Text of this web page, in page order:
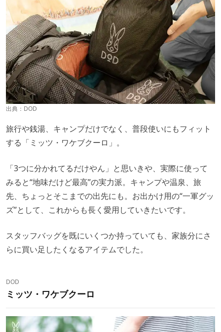
出典： DOD
旅行や銭湯、キャンプだけでなく、普段使いにもフィット
する「ミッツ・ワケブクーロ」。
「3つに分かれてるだけやん」と思いきや、実際に使って
みると“地味だけど最高”の実力派。キャンプや温泉、旅
先、ちょっとそこまでの出先にも。お出かけ用の“一軍グッ
ズ”として、これからも長く愛用していきたいです。
スタッフバッグを既にいくつか持っていても、家族分にさ
らに買い足したくなるアイテムでした。
DOD
ミッツ・ワケブクーロ